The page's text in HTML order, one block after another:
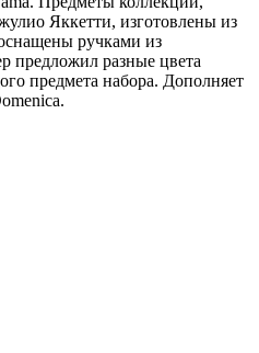
Яккетти, изготовлены из
ручками из
предложил разные цвета
предмета набора. Дополняет